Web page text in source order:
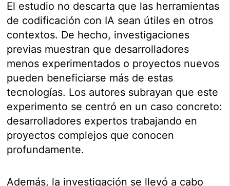
El estudio no descarta que las herramientas
de codificación con IA sean útiles en otros
contextos. De hecho, investigaciones
previas muestran que desarrolladores
menos experimentados o proyectos nuevos
pueden beneficiarse más de estas
tecnologías. Los autores subrayan que este
experimento se centró en un caso concreto:
desarrolladores expertos trabajando en
proyectos complejos que conocen
profundamente.
Además, la investigación se llevó a cabo